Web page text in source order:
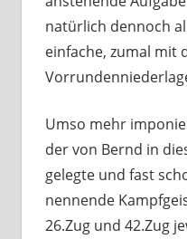
natürlich dennoch
einfache, zumal mit
Umso mehr
der von Bernd in
gelegte und fast
nennende
26.Zug und 42.Zug